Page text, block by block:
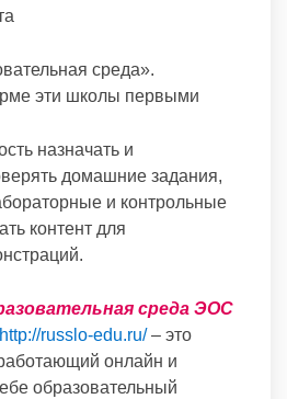
среда».
эти школы первыми
назначать и
домашние задания,
и контрольные
контент для
среда ЭОС
http://russlo-edu.ru/– это
онлайн и
образовательный